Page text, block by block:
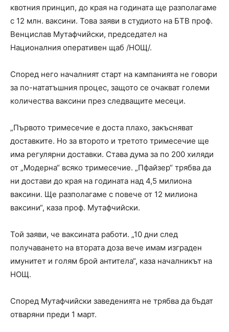
квотния принцип, до края на годината ще разполагаме
с 12 млн. ваксини. Това заяви в студиото на БТВ проф.
Венцислав Мутафчийски, председател на
Националния оперативен щаб /НОЩ/.
Според него началният старт на кампанията не говори
за по-нататъшния процес, защото се очакват големи
количества ваксини през следващите месеци.
„Първото тримесечие е доста плахо, закъсняват
доставките. Но за второто и третото тримесечие ще
има регулярни доставки. Става дума за по 200 хиляди
от „Модерна“ всяко тримесечие. „Пфайзер“ трябва да
ни достави до края на годината над 4,5 милиона
ваксини. Ще разполагаме с повече от 12 милиона
ваксини“, каза проф. Мутафчийски.
Той заяви, че ваксината работи. „10 дни след
получаването на втората доза вече имам изграден
имунитет и голям брой антитела“, каза началникът на
НОЩ.
Според Мутафчийски заведенията не трябва да бъдат
отваряни преди 1 март.